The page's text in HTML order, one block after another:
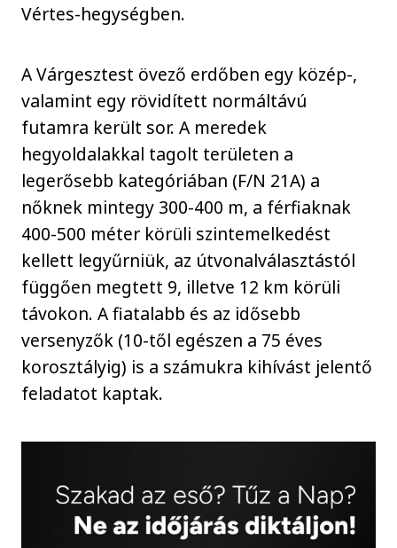
Vértes-hegységben.
A Várgesztest övező erdőben egy közép-,
valamint egy rövidített normáltávú
futamra került sor. A meredek
hegyoldalakkal tagolt területen a
legerősebb kategóriában (F/N 21A) a
nőknek mintegy 300-400 m, a férfiaknak
400-500 méter körüli szintemelkedést
kellett legyűrniük, az útvonalválasztástól
függően megtett 9, illetve 12 km körüli
távokon. A fiatalabb és az idősebb
versenyzők (10-től egészen a 75 éves
korosztályig) is a számukra kihívást jelentő
feladatot kaptak.